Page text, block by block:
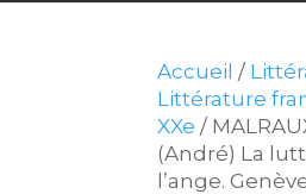
Accueil /
Littérature
XXe /
(André) La
l’ange.